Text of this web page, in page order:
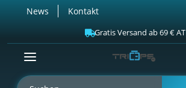
News Kontakt
Gratis Versand ab 69 € AT